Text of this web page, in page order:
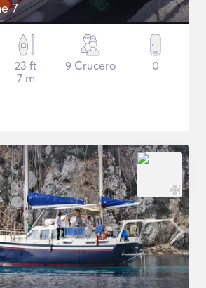
7
23 ft
7 m
9 Crucero 0